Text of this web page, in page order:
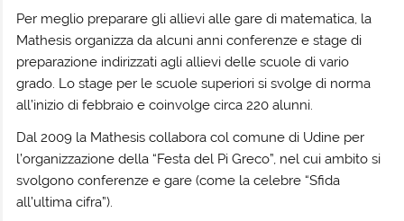
Per meglio preparare gli allievi alle gare di matematica, la
Mathesis organizza da alcuni anni conferenze e stage di
preparazione indirizzati agli allievi delle scuole di vario
grado. Lo stage per le scuole superiori si svolge di norma
all’inizio di febbraio e coinvolge circa 220 alunni.
Dal 2009 la Mathesis collabora col comune di Udine per
l’organizzazione della “Festa del Pi Greco”, nel cui ambito si
svolgono conferenze e gare (come la celebre “Sfida
all’ultima cifra”).